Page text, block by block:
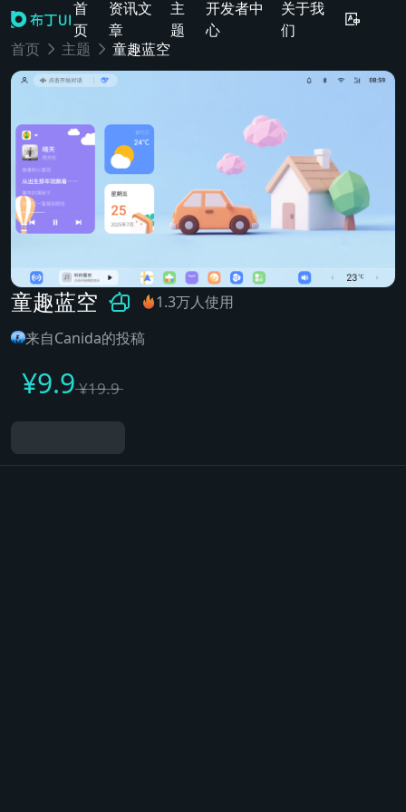
首
页
资讯文
章
主
题
开发者中
心
关于我
们
首页
主题 童趣蓝空
童趣蓝空
1.3万人使用
来自Canida的投稿
¥9.9¥19.9